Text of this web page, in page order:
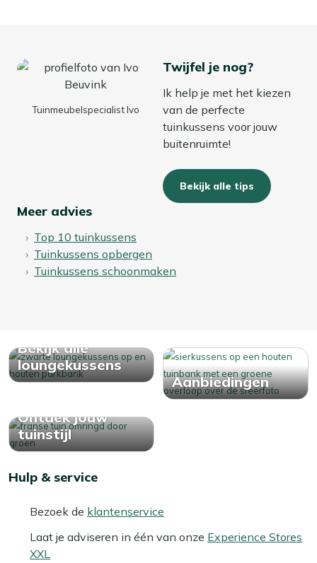
Tuinmeubelspecialist Ivo
Twijfel je nog?
Ik help je met het kiezen
van de perfecte
tuinkussens voor jouw
buitenruimte!
Bekijk alle tips
Meer advies
Top 10 tuinkussens
Tuinkussens opbergen
Tuinkussens schoonmaken
Bekijk alle
loungekussens
Aanbiedingen
Ontdek jouw
tuinstijl
Hulp & service
Bezoek de klantenservice
Laat je adviseren in één van onze Experience Stores
XXL